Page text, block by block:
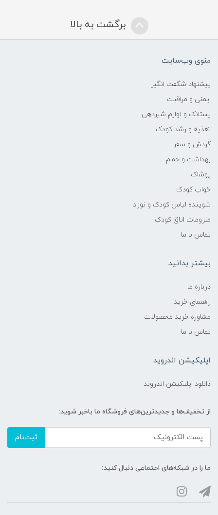
برگشت به بالا
منوی وب‌سایت
پیشنهاد شگفت انگیر
ایمنی و مراقبت
پستانک و لوازم شیردهی
تغذیه و رشد کودک
گردش و سفر
بهداشت و حمام
پوشاک
خواب کودک
شوینده لباس کودک و نوزاد
ملزومات اتاق کودک
تماس با ما
بیشتر بدانید
درباره ما
راهنمای خرید
مشاوره خرید محصولات
تماس با ما
اپلیکیشن اندروید
دانلود اپلیکیشن اندروبد
از تخفیف‌ها و جدیدترین‌های فروشگاه ما باخبر شوید:
ثبت‌نام
ما را در شبکه‌های اجتماعی دنبال کنید: